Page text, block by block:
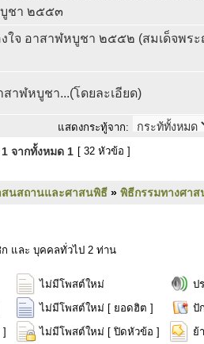
ชา ๒๕๕๓
งใจ อาสาฬหบูชา ๒๕๕๒ (สมเด็จพร
สาฬหบูชา...(โดยละเอียด)
แสดงกระทู้จาก:
1 จากทั้งหมด 1 [ 32 หัวข้อ ]
สนสถานและศาสนพิธี » พิธีกรรมทางศา
และ บุคคลทั่วไป 2 ท่าน
ไม่มีโพสต์ใหม่
ป
ไม่มีโพสต์ใหม่ [ ยอดฮิต ]
ปั
ไม่มีโพสต์ใหม่ [ ปิดหัวข้อ ] ย้